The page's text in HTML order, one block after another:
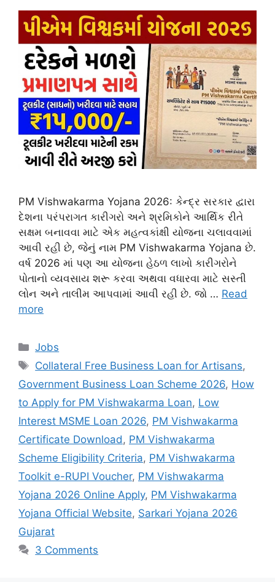
PM Vishwakarma Yojana 2026: કેન્દ્ર સરકાર દ્વારા
દેશના પરંપરાગત કારીગરો અને શ્રમિકોને આર્થિક રીતે
સક્ષમ બનાવવા માટે એક મહત્વકાંક્ષી યોજના ચલાવવામાં
આવી રહી છે, જેનું નામ PM Vishwakarma Yojana છે.
વર્ષ 2026 માં પણ આ યોજના હેઠળ લાખો કારીગરોને
પોતાનો વ્યવસાય શરૂ કરવા અથવા વધારવા માટે સસ્તી
લોન અને તાલીમ આપવામાં આવી રહી છે. જો … Read
more
Categories
Jobs
Tags
Collateral Free Business Loan for Artisans,
Government Business Loan Scheme 2026, How
to Apply for PM Vishwakarma Loan, Low
Interest MSME Loan 2026, PM Vishwakarma
Certificate Download, PM Vishwakarma
Scheme Eligibility Criteria, PM Vishwakarma
Toolkit e-RUPI Voucher, PM Vishwakarma
Yojana 2026 Online Apply, PM Vishwakarma
Yojana Official Website, Sarkari Yojana 2026
Gujarat
3 Comments